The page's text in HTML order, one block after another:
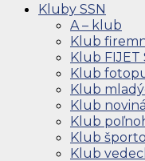
Kluby SSN
A – klub
Klub
Klub FIJET
Klub
Klub
Klub
Klub
Klub
Klub